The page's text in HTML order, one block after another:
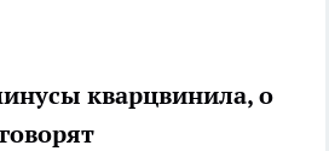
кварцвинила, о